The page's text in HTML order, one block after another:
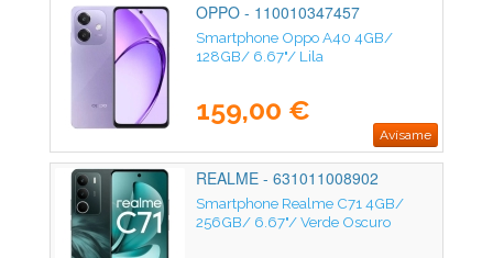
OPPO - 110010347457
Smartphone Oppo A40 4GB/
128GB/ 6.67"/ Lila
159,00 €
Avísame
REALME - 631011008902
Smartphone Realme C71 4GB/
256GB/ 6.67"/ Verde Oscuro